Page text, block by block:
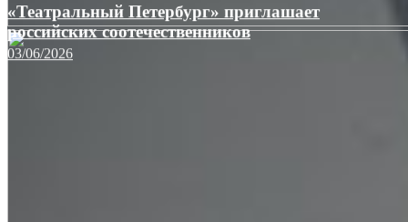
«Театральный Петербург» приглашает
российских соотечественников
03/06/2026